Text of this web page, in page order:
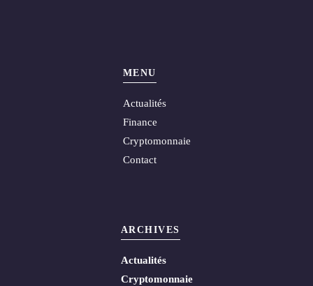
MENU
Actualités
Finance
Cryptomonnaie
Contact
ARCHIVES
Actualités
Cryptomonnaie